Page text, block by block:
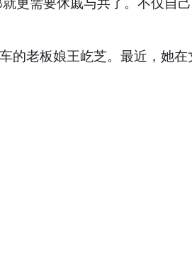
的老板娘王屹芝。最近，她